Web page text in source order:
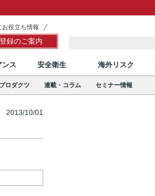
役立ち情報
録のご案内
ンス 安全衛生 海外リスク
ロダクツ 連載・コラム セミナー情報
2013/10/01